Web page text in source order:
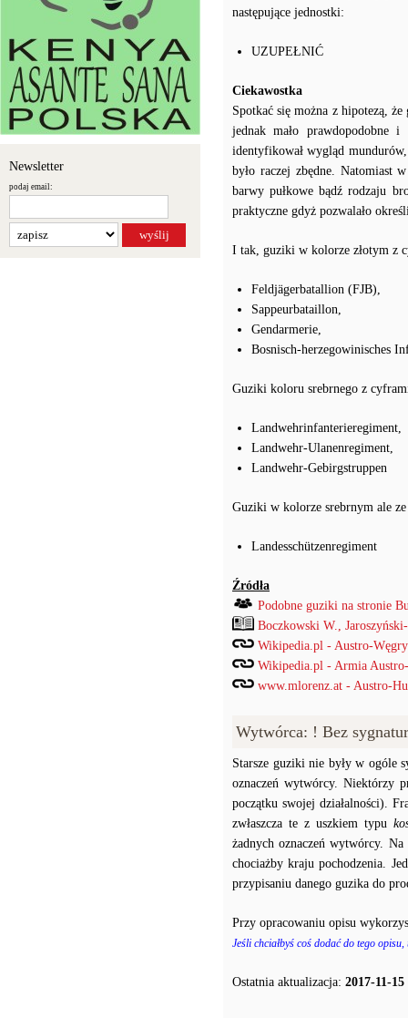
Newsletter
podaj email:
następujące jednostki:
UZUPEŁNIĆ
Ciekawostka
Spotkać się można z hipotezą,
jednak mało prawdopodobne
identyfikował wygląd
było raczej zbędne. Natomiast
barwy pułkowe bądź rodzaju
praktyczne gdyż pozwalało
I tak, guziki w kolorze złotym z
Feldjägerbatallion (FJB),
Sappeurbataillon,
Gendarmerie,
Bosnisch-herzegowinisches
Guziki koloru srebrnego z
Landwehrinfanterieregiment,
Landwehr-Ulanenregiment,
Landwehr-Gebirgstruppen
Guziki w kolorze srebrnym ale
Landesschützenregiment
Źródła
Podobne guziki na stronie
Boczkowski W.,
Wikipedia.pl - Austro-Węgry
Wikipedia.pl - Armia
www.mlorenz.at - Austro-
Wytwórca: ! Bez
Starsze guziki nie były w ogóle
oznaczeń wytwórcy. Niektórzy
początku swojej działalności).
zwłaszcza te z uszkiem typu
żadnych oznaczeń wytwórcy.
chociażby kraju pochodzenia.
przypisaniu danego guzika do
Przy opracowaniu opisu
Jeśli chciałbyś coś dodać do tego
Ostatnia aktualizacja: 2017-11-15